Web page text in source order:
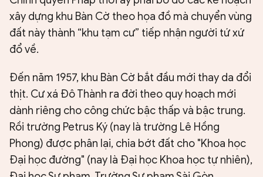
xây dựng khu Bàn Cờ theo họa đồ mà chuyển vùng
đất này thành “khu tạm cư” tiếp nhận người tứ xứ
đổ về.
Đến năm 1957, khu Bàn Cờ bắt đầu mới thay da đổi
thịt. Cư xá Đô Thành ra đời theo quy hoạch mới
dành riêng cho công chức bậc thấp và bậc trung.
Rồi trường Petrus Ký (nay là trường Lê Hồng
Phong) được phân lại, chia bớt đất cho "Khoa học
Đại học đường" (nay là Đại học Khoa học tự nhiên),